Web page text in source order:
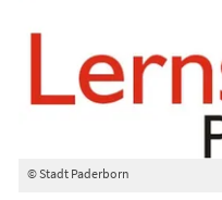
© Stadt Paderborn